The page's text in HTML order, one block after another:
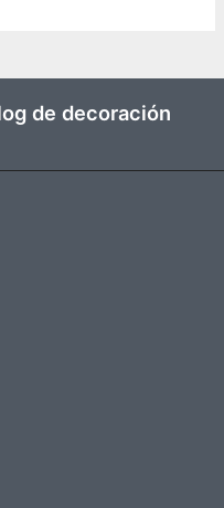
de decoración